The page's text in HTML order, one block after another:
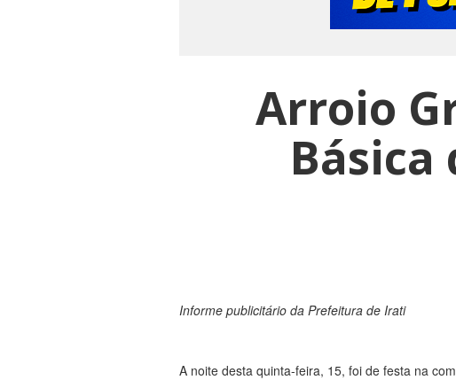
Arroio
Básica
Informe publicitário da Prefeitura de Irati
A noite desta quinta-feira, 15, foi de festa na